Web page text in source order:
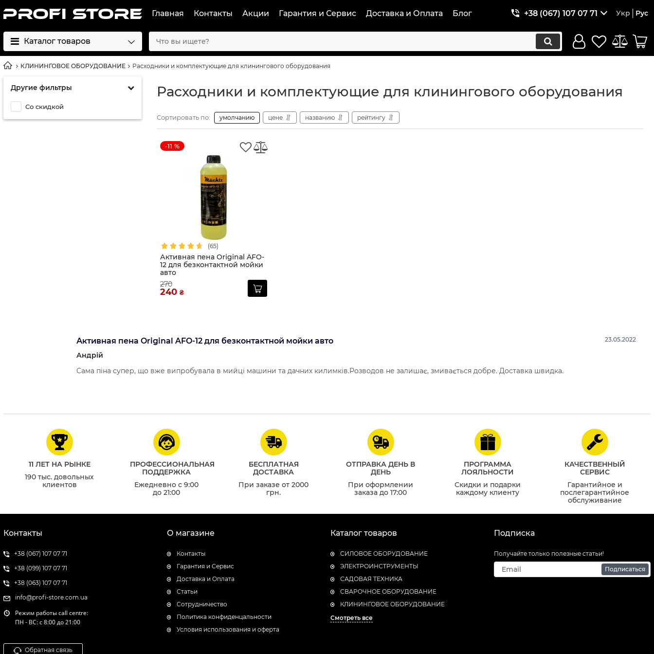
Главная Контакты Акции Гарантия и Сервис Доставка и Оплата Блог +38 (067) 107 07 71 Укр Рус
Каталог товаров
КЛИНИНГОВОЕ ОБОРУДОВАНИЕ Расходники и комплектующие для клинингового оборудования
Другие фильтры
Со скидкой
Расходники и комплектующие для клинингового оборудования
Сортировать по: умолчанию цене названию рейтингу
-11 %
(65)
Активная пена Original AFO-
12 для безконтактной мойки
авто
270
240 ₴
Активная пена Original AFO-12 для безконтактной мойки авто
Андрій
23.05.2022
Сама піна супер, що вже випробувала в мийці машини та дачних килимків.Розводов не залишає, змивається добре. Доставка швидка.
11 ЛЕТ НА РЫНКЕ
190 тыс. довольных
клиентов
ПРОФЕССИОНАЛЬНАЯ
ПОДДЕРЖКА
Ежедневно с 9:00
до 21:00
БЕСПЛАТНАЯ
ДОСТАВКА
При заказе от 2000
грн.
ОТПРАВКА ДЕНЬ В
ДЕНЬ
При оформлении
заказа до 17:00
ПРОГРАММА
ЛОЯЛЬНОСТИ
Скидки и подарки
каждому клиенту
КАЧЕСТВЕННЫЙ
СЕРВИС
Гарантийное и
послегарантийное
обслуживание
Контакты
+38 (067) 107 07 71
+38 (099) 107 07 71
+38 (063) 107 07 71
info@profi-store.com.ua
Режим работы call centre:
ПН - ВС: с 8:00 до 21:00
Обратная связь
О магазине
Контакты
Гарантия и Сервис
Доставка и Оплата
Статьи
Сотрудничество
Политика конфиденцальности
Условия использования и оферта
Каталог товаров
СИЛОВОЕ ОБОРУДОВАНИЕ
ЭЛЕКТРОИНСТРУМЕНТЫ
САДОВАЯ ТЕХНИКА
СВАРОЧНОЕ ОБОРУДОВАНИЕ
КЛИНИНГОВОЕ ОБОРУДОВАНИЕ
Смотреть все
Подписка
Получайте только полезные статьи!
Подписаться